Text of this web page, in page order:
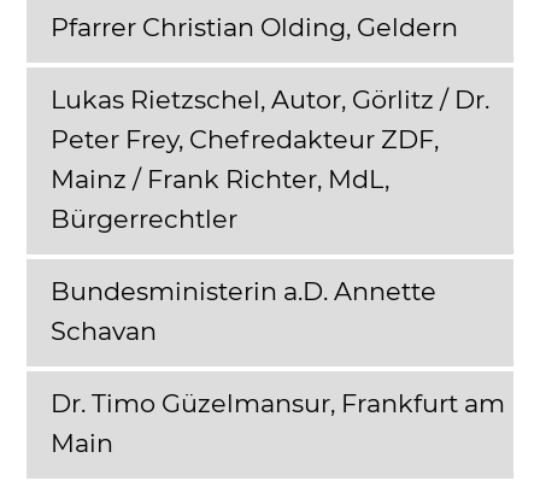
Pfarrer Christian Olding, Geldern
Lukas Rietzschel, Autor, Görlitz / Dr.
Peter Frey, Chefredakteur ZDF,
Mainz / Frank Richter, MdL,
Bürgerrechtler
Bundesministerin a.D. Annette
Schavan
Dr. Timo Güzelmansur, Frankfurt am
Main